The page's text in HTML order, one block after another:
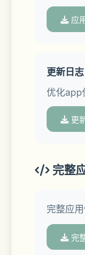
• 一键打
个 ZIP
或其他应
• 图片预
选照片
文件
• 多彩主
你的应用
应
更新日志
优化app
更
完整
完整应
完